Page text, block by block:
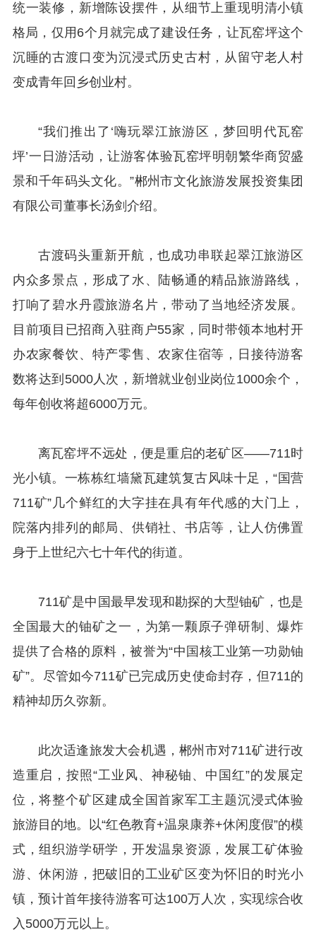
统一装修，新增陈设摆件，从细节上重现明清小镇
格局，仅用6个月就完成了建设任务，让瓦窑坪这个
沉睡的古渡口变为沉浸式历史古村，从留守老人村
变成青年回乡创业村。
“我们推出了‘嗨玩翠江旅游区，梦回明代瓦窑
坪’一日游活动，让游客体验瓦窑坪明朝繁华商贸盛
景和千年码头文化。”郴州市文化旅游发展投资集团
有限公司董事长汤剑介绍。
古渡码头重新开航，也成功串联起翠江旅游区
内众多景点，形成了水、陆畅通的精品旅游路线，
打响了碧水丹霞旅游名片，带动了当地经济发展。
目前项目已招商入驻商户55家，同时带领本地村开
办农家餐饮、特产零售、农家住宿等，日接待游客
数将达到5000人次，新增就业创业岗位1000余个，
每年创收将超6000万元。
离瓦窑坪不远处，便是重启的老矿区——711时
光小镇。一栋栋红墙黛瓦建筑复古风味十足，“国营
711矿”几个鲜红的大字挂在具有年代感的大门上，
院落内排列的邮局、供销社、书店等，让人仿佛置
身于上世纪六七十年代的街道。
711矿是中国最早发现和勘探的大型铀矿，也是
全国最大的铀矿之一，为第一颗原子弹研制、爆炸
提供了合格的原料，被誉为“中国核工业第一功勋铀
矿”。尽管如今711矿已完成历史使命封存，但711的
精神却历久弥新。
此次适逢旅发大会机遇，郴州市对711矿进行改
造重启，按照“工业风、神秘铀、中国红”的发展定
位，将整个矿区建成全国首家军工主题沉浸式体验
旅游目的地。以“红色教育+温泉康养+休闲度假”的模
式，组织游学研学，开发温泉资源，发展工矿体验
游、休闲游，把破旧的工业矿区变为怀旧的时光小
镇，预计首年接待游客可达100万人次，实现综合收
入5000万元以上。